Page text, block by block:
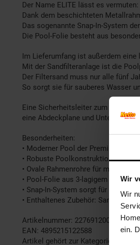
Wir
Wir
ein.
Der Name ELITE lässt es
Dank dem beschichteten
Das sogenannte Snap-In-System
Die Pool-Folie besteht aus
Im Lieferumfang ist außerdem eine
Mit der Sandfilteranlage ist die
Der Filtersand muss nur alle fünf
So sorgt sie für sauberes Wasser
Eine Sicherheitsleiter zum
eine Abdeckplane und Unterlegvlies
Besonderheiten:
• Moderner Pool der Premium-
• Robuste Poolkonstruktion aus
• Ovale Rahmenrohre für mehr
• Pool-Folie aus 3-lagigem PVC-
• Snap-In-System sorgt für
• Enthaltenes Zubehör:
Artikelnummer: 2276912000
EAN: 4895215122588
Artikel gehört zur Kategorie: